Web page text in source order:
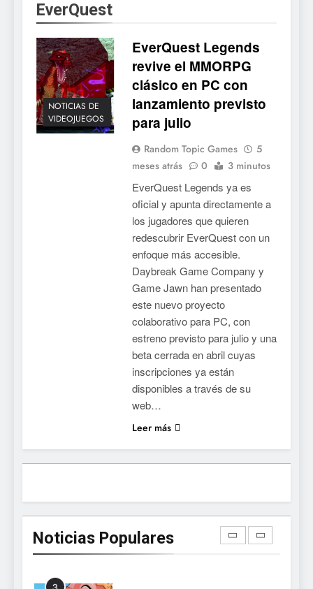
EverQuest
NOTICIAS DE
VIDEOJUEGOS
EverQuest Legends
revive el MMORPG
clásico en PC con
lanzamiento previsto
para julio
Random Topic Games
5
meses atrás
0 3 minutos
EverQuest Legends ya es
oficial y apunta directamente a
los jugadores que quieren
redescubrir EverQuest con un
enfoque más accesible.
Daybreak Game Company y
Game Jawn han presentado
este nuevo proyecto
colaborativo para PC, con
estreno previsto para julio y una
beta cerrada en abril cuyas
inscripciones ya están
disponibles a través de su
web…
Leer más
Noticias Populares
5
Mistbound: Guild Wars
tendrá su primer CCG digital
para PC y móviles
NOTICIAS DE VIDEOJUEGOS
6
ya tiene fecha: Capcom
lanza demo gratuita y abre
reservas
No Rest for the Wicked
confirma su versión 1.0 para
octubre en PS5 y PC
NOTICIAS DE VIDEOJUEGOS
Stuntman: Hollywood
devuelve el espectáculo de
la conducción acrobática a
PS5, Xbox Series X|S y PC
NOTICIAS DE VIDEOJUEGOS
Ragnarok Origin: Classic ya
está disponible, y es el único
RO F2P-friendly de la saga
NOTICIAS DE VIDEOJUEGOS
Humble Choice de julio
Neon White en el mismo
pack
NOTICIAS DE VIDEOJUEGOS
3